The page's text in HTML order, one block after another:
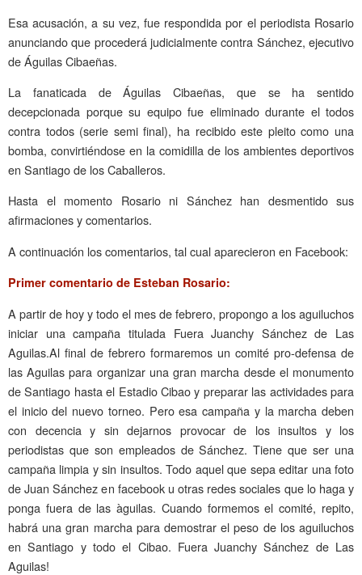
Esa acusación, a su vez, fue respondida por el periodista Rosario
anunciando que procederá judicialmente contra Sánchez, ejecutivo
de Águilas Cibaeñas.
La fanaticada de Águilas Cibaeñas, que se ha sentido
decepcionada porque su equipo fue eliminado durante el todos
contra todos (serie semi final), ha recibido este pleito como una
bomba, convirtiéndose en la comidilla de los ambientes deportivos
en Santiago de los Caballeros.
Hasta el momento Rosario ni Sánchez han desmentido sus
afirmaciones y comentarios.
A continuación los comentarios, tal cual aparecieron en Facebook:
Primer comentario de Esteban Rosario:
A partir de hoy y todo el mes de febrero, propongo a los aguiluchos
iniciar una campaña titulada Fuera Juanchy Sánchez de Las
Aguilas.Al final de febrero formaremos un comité pro-defensa de
las Aguilas para organizar una gran marcha desde el monumento
de Santiago hasta el Estadio Cibao y preparar las actividades para
el inicio del nuevo torneo. Pero esa campaña y la marcha deben
con decencia y sin dejarnos provocar de los insultos y los
periodistas que son empleados de Sánchez. Tiene que ser una
campaña limpia y sin insultos. Todo aquel que sepa editar una foto
de Juan Sánchez en facebook u otras redes sociales que lo haga y
ponga fuera de las àguilas. Cuando formemos el comité, repito,
habrá una gran marcha para demostrar el peso de los aguiluchos
en Santiago y todo el Cibao. Fuera Juanchy Sánchez de Las
Aguilas!